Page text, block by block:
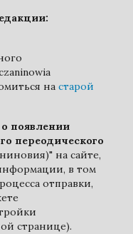
на старой
появлении
переодического
на сайте,
в том
отправки,
странице).